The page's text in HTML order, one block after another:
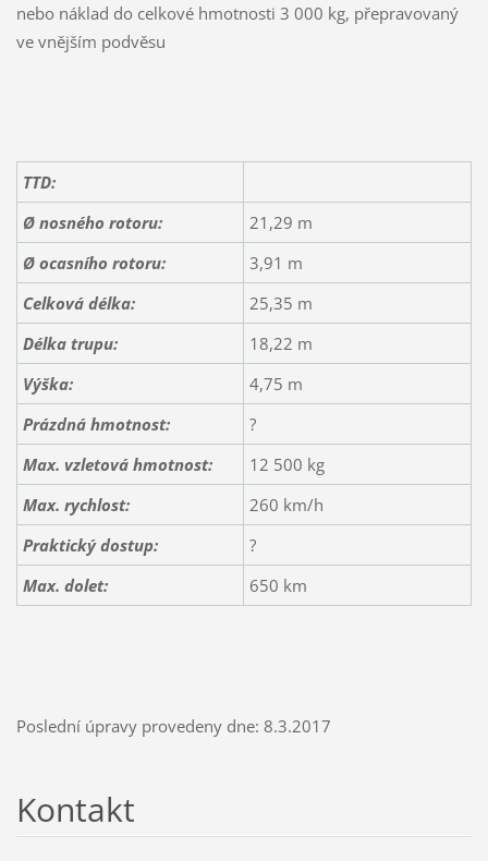
nebo náklad do celkové hmotnosti 3 000 kg, přepravovaný
ve vnějším podvěsu
TTD:
Ø nosného rotoru:
21,29 m
Ø ocasního rotoru:
3,91 m
Celková délka:
25,35 m
Délka trupu:
18,22 m
Výška:
4,75 m
Prázdná hmotnost:
?
Max. vzletová hmotnost:
12 500 kg
Max. rychlost:
260 km/h
Praktický dostup:
?
Max. dolet:
650 km
Poslední úpravy provedeny dne: 8.3.2017
Kontakt